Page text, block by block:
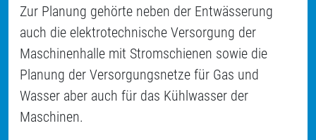
Zur Planung gehörte neben der Entwässerung
auch die elektrotechnische Versorgung der
Maschinenhalle mit Stromschienen sowie die
Planung der Versorgungsnetze für Gas und
Wasser aber auch für das Kühlwasser der
Maschinen.